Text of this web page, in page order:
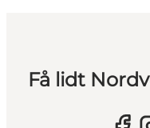
Få lidt